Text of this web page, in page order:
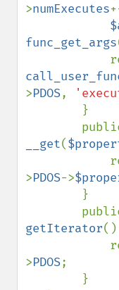
>numExecutes
func_get_args
>PDOS,
__get(
>PDOS->
getIterator
>PDOS;